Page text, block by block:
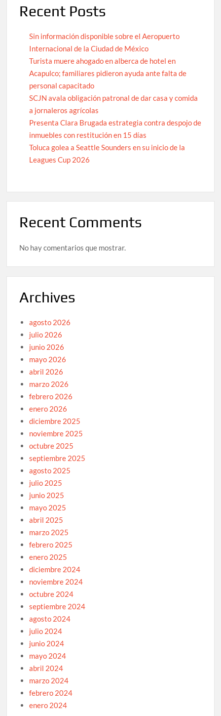
Recent Posts
Sin información disponible sobre el Aeropuerto
Internacional de la Ciudad de México
Turista muere ahogado en alberca de hotel en
Acapulco; familiares pidieron ayuda ante falta de
personal capacitado
SCJN avala obligación patronal de dar casa y comida
a jornaleros agrícolas
Presenta Clara Brugada estrategia contra despojo de
inmuebles con restitución en 15 días
Toluca golea a Seattle Sounders en su inicio de la
Leagues Cup 2026
Recent Comments
No hay comentarios que mostrar.
Archives
agosto 2026
julio 2026
junio 2026
mayo 2026
abril 2026
marzo 2026
febrero 2026
enero 2026
diciembre 2025
noviembre 2025
octubre 2025
septiembre 2025
agosto 2025
julio 2025
junio 2025
mayo 2025
abril 2025
marzo 2025
febrero 2025
enero 2025
diciembre 2024
noviembre 2024
octubre 2024
septiembre 2024
agosto 2024
julio 2024
junio 2024
mayo 2024
abril 2024
marzo 2024
febrero 2024
enero 2024